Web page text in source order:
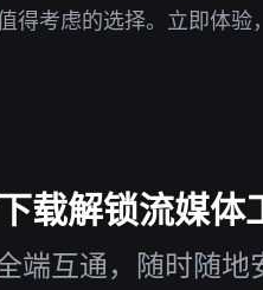
得考虑的选择。立即体验
载解锁流媒
端互通，随时随